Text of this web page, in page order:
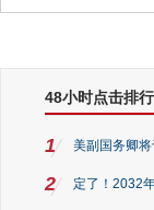
48小时点击排行
1 美副国务卿
2 定了！2032